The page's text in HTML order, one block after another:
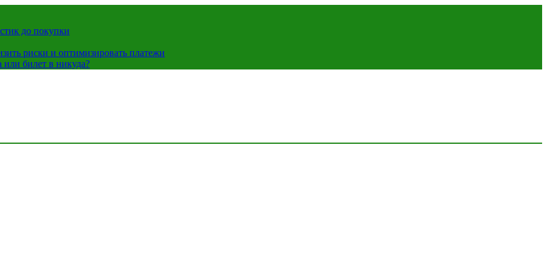
до покупки
риски и оптимизировать платежи
или билет в никуда?